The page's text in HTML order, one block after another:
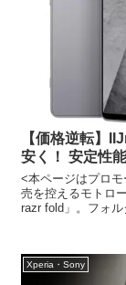
【価格逆転】
安く！ 安定性
<本ページはプロ
売を控えるモトロ
razr fold」。フォ
Xperia・Sony